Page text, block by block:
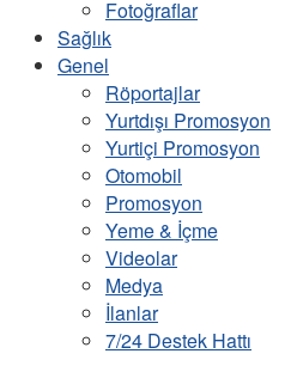
Fotoğraflar
Sağlık
Genel
Röportajlar
Yurtdışı Promosyon
Yurtiçi Promosyon
Otomobil
Promosyon
Yeme & İçme
Videolar
Medya
İlanlar
7/24 Destek Hattı